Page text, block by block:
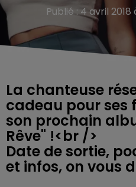
Publié : 4 avril
La chanteuse
cadeau pour ses
son prochain
Rêve" !<br />
Date de sortie,
et infos, on vous